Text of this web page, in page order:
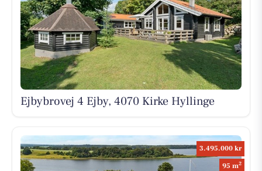
Ejbybrovej 4 Ejby, 4070 Kirke Hyllinge
3.495.000 kr
95 m2